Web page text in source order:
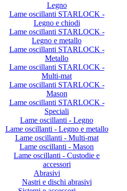
Legno
Lame oscillanti STARLOCK -
Legno e chiodi
Lame oscillanti STARLOCK -
Legno e metallo
Lame oscillanti STARLOCK -
Metallo
Lame oscillanti STARLOCK -
Multi-mat
Lame oscillanti STARLOCK -
Mason
Lame oscillanti STARLOCK -
Speciali
Lame oscillanti - Legno
Lame oscillanti - Legno e metallo
Lame oscillanti - Multi-mat
Lame oscillanti - Mason
Lame oscillanti - Custodie e
accessori
Abrasivi
Nastri e dischi abrasivi